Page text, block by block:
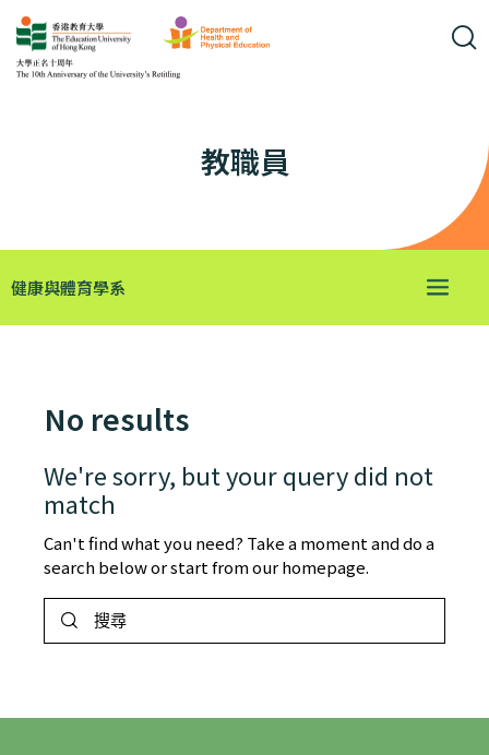
教職員
健康與體育學系
No results
We're sorry, but your query did not
match
Can't find what you need? Take a moment and do a
search below or start fromour homepage.